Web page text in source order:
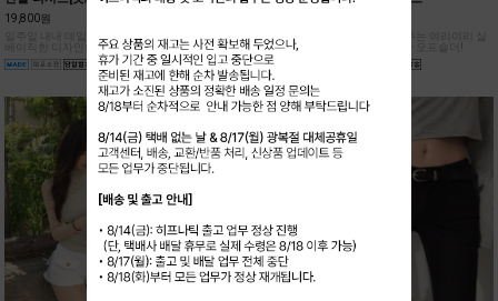
19,800원
일주일 내내 데일리로 입기좋은
베이직한 디자인의 반팔 티셔츠!
슬림하고 글램한 실루엣을 연출
해줄 트렌디한 폴딩 디테일의 롱
스커트!
어깨를 폭 감싸주는 여리여리 실
루엣의 드레시한 오프숄더!